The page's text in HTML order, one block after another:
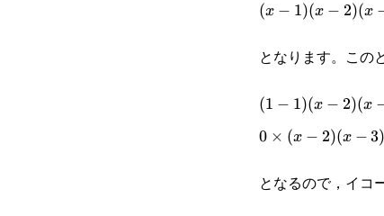
(x-1)
3)=0
(x − 1)(x − 2)(x
となります。この
(1-
1)
(1 − 1)(x − 2)(x
0\times(x-
0 × (x − 2)(x − 3)
となるので，イコ